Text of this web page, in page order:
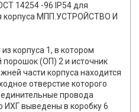
14254 -96 IР54 для
корпуса МПП.УСТРОЙСТВО И
корпуса 1, в котором
(ОП) 2 и источник
части корпуса находится
отверстие которого
провода
ИХГ выведены в коробку 6